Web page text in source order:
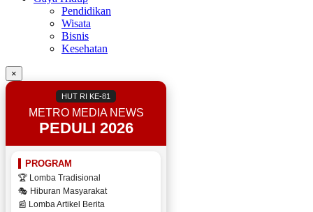
Pendidikan
Wisata
Bisnis
Kesehatan
×
HUT RI KE-81
METRO MEDIA NEWS
PEDULI 2026
PROGRAM
🏆 Lomba Tradisional
🎭 Hiburan Masyarakat
📰 Lomba Artikel Berita